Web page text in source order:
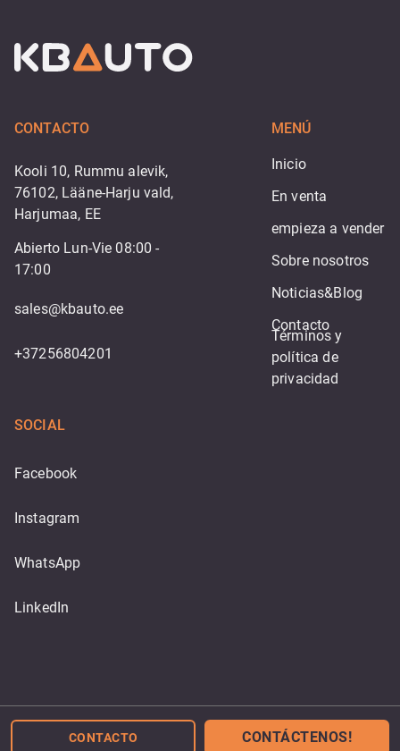
CONTACTO CONTÁCTENOS!
CONTACTO
Kooli 10, Rummu alevik,
76102, Lääne-Harju vald,
Harjumaa, EE
Abierto Lun-Vie 08:00 -
17:00
sales@kbauto.ee
+37256804201
MENÚ
Inicio
En venta
empieza a vender
Sobre nosotros
Noticias&Blog
Contacto
Términos y
política de
privacidad
SOCIAL
Facebook
Instagram
WhatsApp
LinkedIn
Powered by